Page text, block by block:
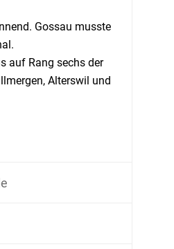
Gossau musste
auf Rang sechs der
Alterswil und